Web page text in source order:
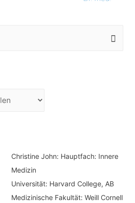
Christine John: Hauptfach: Innere
Medizin
Universität: Harvard College, AB
Medizinische Fakultät: Weill Cornell